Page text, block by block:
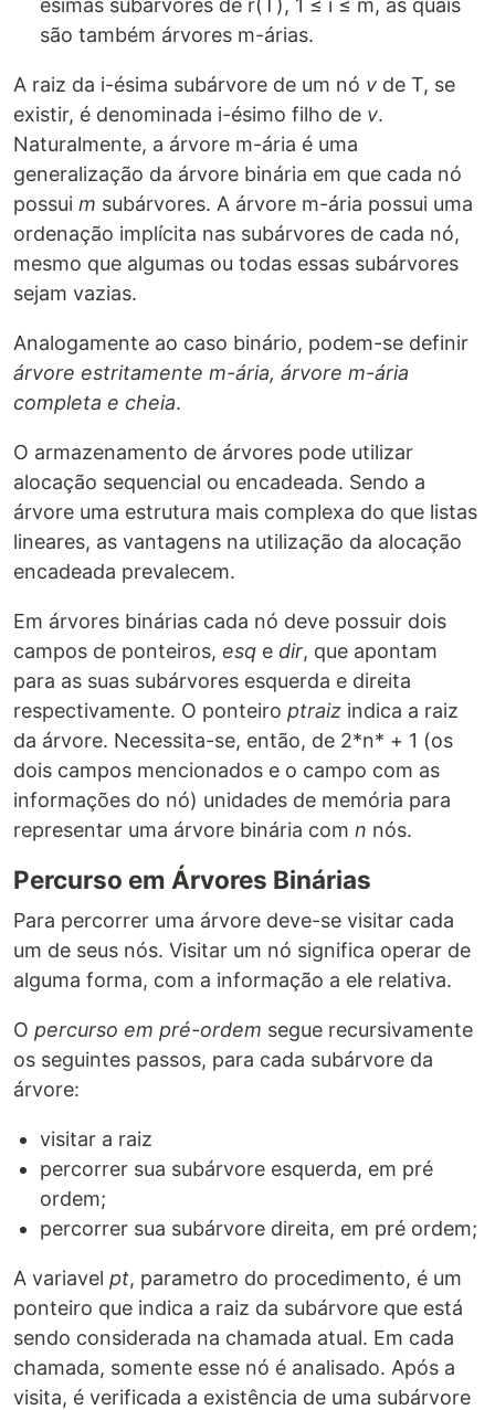
ésimas subárvores de r(T), 1 ≤ i ≤ m, as quais
são também árvores m-árias.
A raiz da i-ésima subárvore de um nó v de T, se
existir, é denominada i-ésimo filho de v.
Naturalmente, a árvore m-ária é uma
generalização da árvore binária em que cada nó
possui m subárvores. A árvore m-ária possui uma
ordenação implícita nas subárvores de cada nó,
mesmo que algumas ou todas essas subárvores
sejam vazias.
Analogamente ao caso binário, podem-se definir
árvore estritamente m-ária, árvore m-ária
completa e cheia.
O armazenamento de árvores pode utilizar
alocação sequencial ou encadeada. Sendo a
árvore uma estrutura mais complexa do que listas
lineares, as vantagens na utilização da alocação
encadeada prevalecem.
Em árvores binárias cada nó deve possuir dois
campos de ponteiros, esq e dir, que apontam
para as suas subárvores esquerda e direita
respectivamente. O ponteiro ptraiz indica a raiz
da árvore. Necessita-se, então, de 2*n* + 1 (os
dois campos mencionados e o campo com as
informações do nó) unidades de memória para
representar uma árvore binária com n nós.
Percurso em Árvores Binárias
Para percorrer uma árvore deve-se visitar cada
um de seus nós. Visitar um nó significa operar de
alguma forma, com a informação a ele relativa.
O percurso em pré-ordem segue recursivamente
os seguintes passos, para cada subárvore da
árvore:
visitar a raiz
percorrer sua subárvore esquerda, em pré
ordem;
percorrer sua subárvore direita, em pré ordem;
A variavel pt, parametro do procedimento, é um
ponteiro que indica a raiz da subárvore que está
sendo considerada na chamada atual. Em cada
chamada, somente esse nó é analisado. Após a
visita, é verificada a existência de uma subárvore